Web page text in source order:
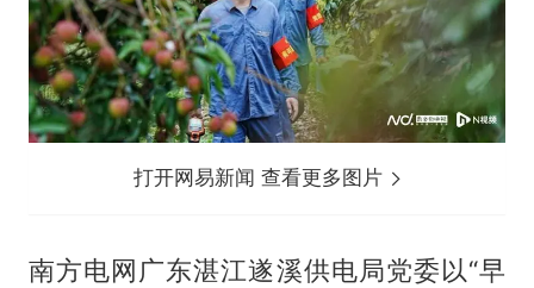
打开网易新闻 查看更多图片
南方电网广东湛江遂溪供电局党委以“早